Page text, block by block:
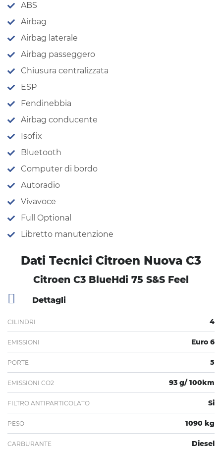
ABS
Airbag
Airbag laterale
Airbag passeggero
Chiusura centralizzata
ESP
Fendinebbia
Airbag conducente
Isofix
Bluetooth
Computer di bordo
Autoradio
Vivavoce
Full Optional
Libretto manutenzione
Dati Tecnici Citroen Nuova C3
Citroen C3 BlueHdi 75 S&S Feel
Dettagli
CILINDRI 4
EMISSIONI Euro 6
PORTE 5
EMISSIONI CO2 93 g/ 100km
FILTRO ANTIPARTICOLATO Si
PESO 1090 kg
CARBURANTE Diesel